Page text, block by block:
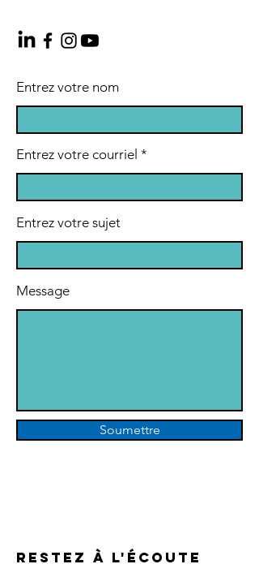
Entrez votre nom
Entrez votre courriel
Entrez votre sujet
Message
Soumettre
restez à l'écoute